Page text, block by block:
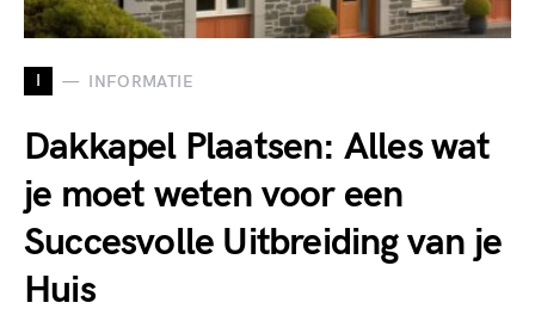
I INFORMATIE
Dakkapel Plaatsen: Alles wat
je moet weten voor een
Succesvolle Uitbreiding van je
Huis